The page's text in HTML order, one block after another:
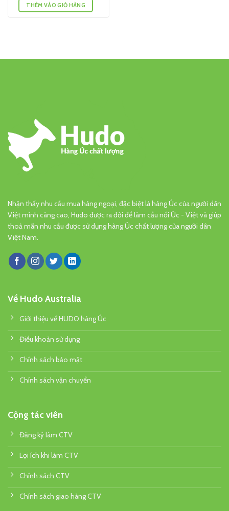
THÊM VÀO GIỎ HÀNG
Nhận thấy nhu cầu mua hàng ngoại, đặc biệt là hàng Úc của người dân
Việt mình càng cao, Hudo được ra đời để làm cầu nối Úc - Việt và giúp
thoả mãn nhu cầu được sử dụng hàng Úc chất lượng của người dân
Việt Nam.
Về Hudo Australia
Giới thiệu về HUDO hàng Úc
Điều khoản sử dụng
Chính sách bảo mật
Chính sách vận chuyển
Cộng tác viên
Đăng ký làm CTV
Lợi ích khi làm CTV
Chính sách CTV
Chính sách giao hàng CTV